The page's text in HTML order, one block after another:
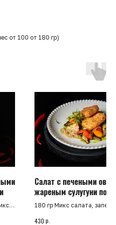
от 100 от 180 гр)
Салат с печеными
жареным сулугуни под
ореховым соусом
180 гр Микс салата,
болгарский, обжаренный
430 р.